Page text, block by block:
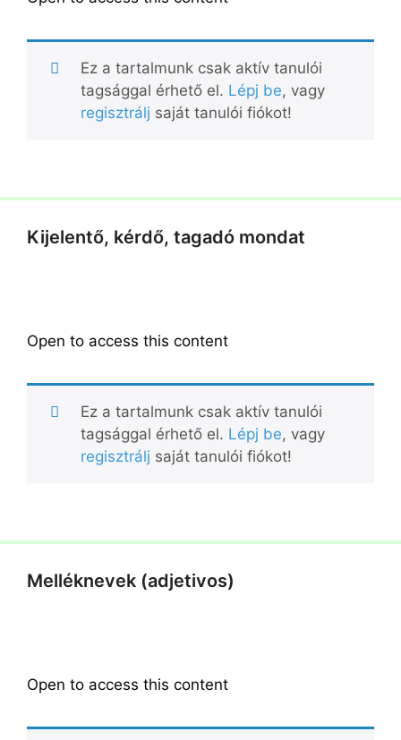
Ez a tartalmunk csak aktív tanulói
tagsággal érhető el. Lépj be, vagy
regisztrálj saját tanulói fiókot!
Kijelentő, kérdő, tagadó mondat
Open to access this content
Ez a tartalmunk csak aktív tanulói
tagsággal érhető el. Lépj be, vagy
regisztrálj saját tanulói fiókot!
Melléknevek (adjetivos)
Open to access this content